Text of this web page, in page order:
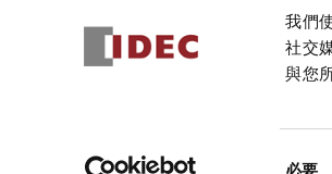
我們
社交
與您
必要
隱私權政策